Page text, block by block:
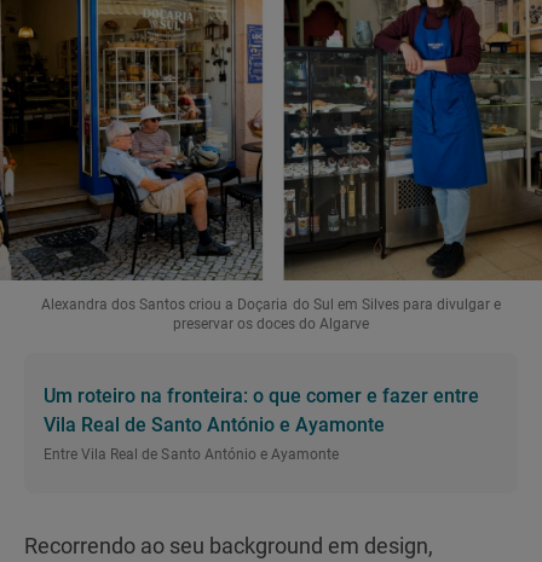
Alexandra dos Santos criou a Doçaria do Sul em Silves para divulgar e
preservar os doces do Algarve
Um roteiro na fronteira: o que comer e fazer entre
Vila Real de Santo António e Ayamonte
Entre Vila Real de Santo António e Ayamonte
Recorrendo ao seu background em design,